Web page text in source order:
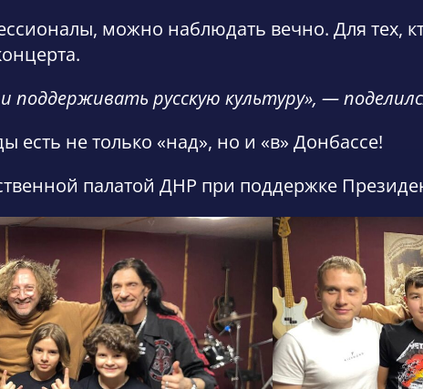
можно наблюдать вечно. Для тех,
поддерживать русскую культуру», —
есть не только «над», но и «в» Донбассе!
палатой ДНР при поддержке